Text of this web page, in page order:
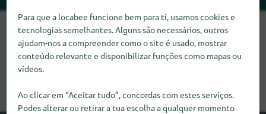
Lamentamos, mas não conseguimos encontrar Armários de
cozinha neste momento. Se souber onde encontrar Armários
de cozinha, ficaríamos muito satisfeitos se nos informasse.
Para que a locabee funcione bem para ti, usamos cookies e
tecnologias semelhantes. Alguns são necessários, outros
ajudam-nos a compreender como o site é usado, mostrar
conteúdo relevante e disponibilizar funções como mapas ou
vídeos.
Ao clicar em “Aceitar tudo”, concordas com estes serviços.
Podes alterar ou retirar a tua escolha a qualquer momento